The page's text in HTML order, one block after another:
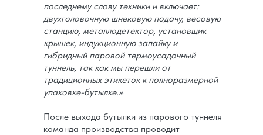
последнему слову техники и включает:
двухголовочную шнековую подачу, весовую
станцию, металлодетектор, установщик
крышек, индукционную запайку и
гибридный паровой термоусадочный
туннель, так как мы перешли от
традиционных этикеток к полноразмерной
упаковке-бутылке.»
После выхода бутылки из парового туннеля
команда производства проводит